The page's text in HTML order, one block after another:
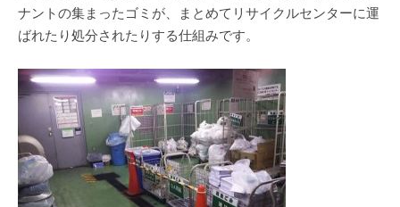
ナントの集まったゴミが、まとめてリサイクルセンターに運
ばれたり処分されたりする仕組みです。